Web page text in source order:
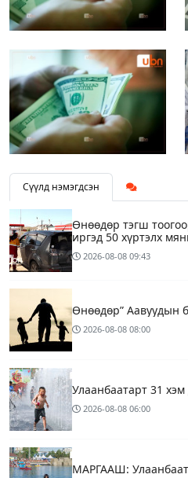
Сүүлд нэмэгдсэн
Өнөөдөр тэгш
иргэд 50 хүртэлх
2026-08-08 09:43
Өнөөдөр” Аавуудын
2026-08-08 08:00
Улаанбаатарт 31
2026-08-08 06:00
МАРГААШ: